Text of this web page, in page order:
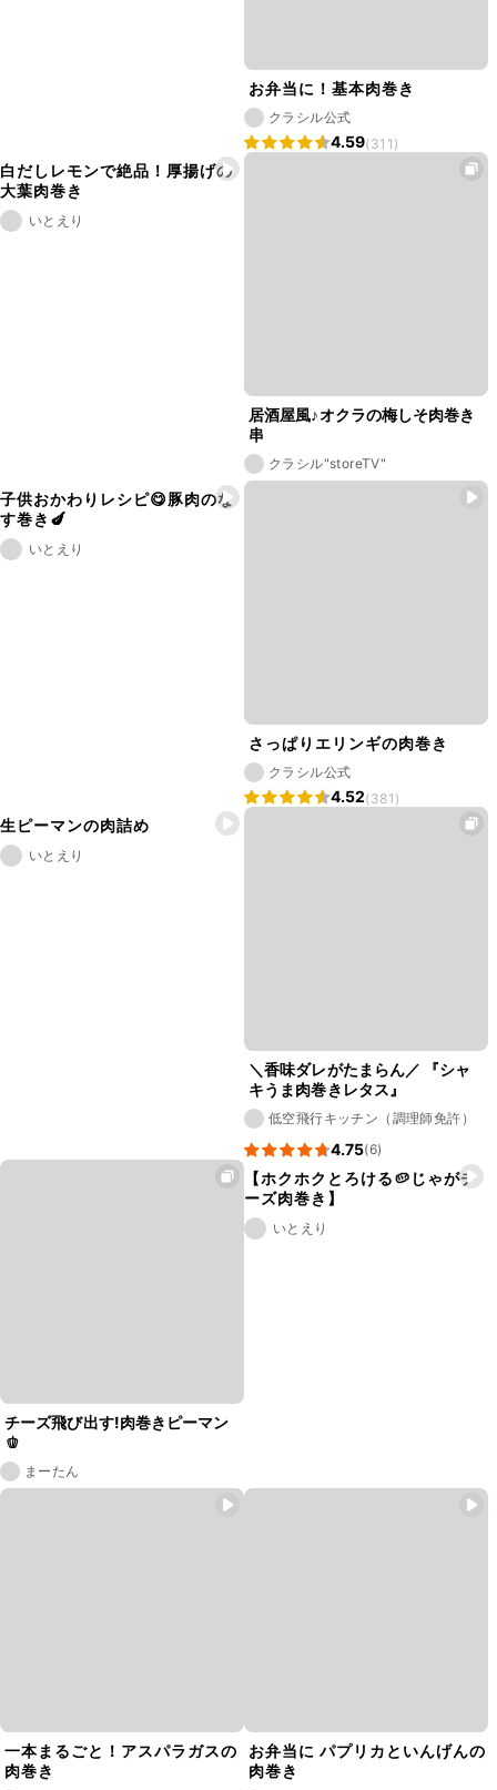
お弁当に！基本肉巻き
クラシル公式
4.59(311)
白だしレモンで絶品！厚揚げの
大葉肉巻き
いとえり
居酒屋風♪オクラの梅しそ肉巻き
串
クラシル"storeTV"
子供おかわりレシピ😋豚肉のな
す巻き🍆
いとえり
さっぱりエリンギの肉巻き
クラシル公式
4.52(381)
生ピーマンの肉詰め
いとえり
＼香味ダレがたまらん／ 『シャ
キうま肉巻きレタス』
低空飛行キッチン（調理師免許）
4.75(6)
チーズ飛び出す!肉巻きピーマン
🫑
まーたん
【ホクホクとろける🥔じゃがチ
ーズ肉巻き】
いとえり
一本まるごと！アスパラガスの
肉巻き
お弁当に パプリカといんげんの
肉巻き